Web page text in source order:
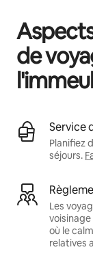
de
Service
Planifiez
séjours.
Les
où le
relatives